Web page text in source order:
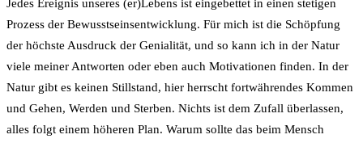
Jedes Ereignis unseres (er)Lebens ist eingebettet in einen stetigen
Prozess der Bewusstseinsentwicklung. Für mich ist die Schöpfung
der höchste Ausdruck der Genialität, und so kann ich in der Natur
viele meiner Antworten oder eben auch Motivationen finden. In der
Natur gibt es keinen Stillstand, hier herrscht fortwährendes Kommen
und Gehen, Werden und Sterben. Nichts ist dem Zufall überlassen,
alles folgt einem höheren Plan. Warum sollte das beim Mensch